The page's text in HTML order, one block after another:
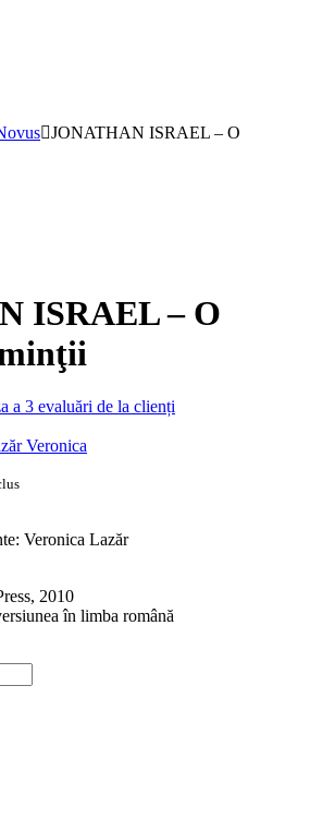
JONATHAN ISRAEL – O
ISRAEL – O
a 3 evaluări de la clienți
Veronica
Veronica Lazăr
2010
în limba română